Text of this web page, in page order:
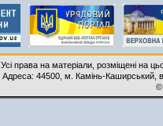
Усі права на матеріали, розміщені на
Адреса: 44500, м. Камінь-Каширський,
©